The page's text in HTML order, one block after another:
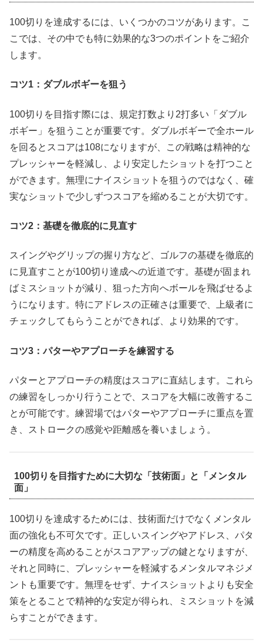
100切りを達成するには、いくつかのコツがあります。こ
こでは、その中でも特に効果的な3つのポイントをご紹介
します。
コツ1：ダブルボギーを狙う
100切りを目指す際には、規定打数より2打多い「ダブル
ボギー」を狙うことが重要です。ダブルボギーで全ホール
を回るとスコアは108になりますが、この戦略は精神的な
プレッシャーを軽減し、より安定したショットを打つこと
ができます。無理にナイスショットを狙うのではなく、確
実なショットで少しずつスコアを縮めることが大切です。
コツ2：基礎を徹底的に見直す
スイングやグリップの握り方など、ゴルフの基礎を徹底的
に見直すことが100切り達成への近道です。基礎が固まれ
ばミスショットが減り、狙った方向へボールを飛ばせるよ
うになります。特にアドレスの正確さは重要で、上級者に
チェックしてもらうことができれば、より効果的です。
コツ3：パターやアプローチを練習する
パターとアプローチの精度はスコアに直結します。これら
の練習をしっかり行うことで、スコアを大幅に改善するこ
とが可能です。練習場ではパターやアプローチに重点を置
き、ストロークの感覚や距離感を養いましょう。
100切りを目指すために大切な「技術面」と「メンタル
面」
100切りを達成するためには、技術面だけでなくメンタル
面の強化も不可欠です。正しいスイングやアドレス、パタ
ーの精度を高めることがスコアアップの鍵となりますが、
それと同時に、プレッシャーを軽減するメンタルマネジメ
ントも重要です。無理をせず、ナイスショットよりも安全
策をとることで精神的な安定が得られ、ミスショットを減
らすことができます。